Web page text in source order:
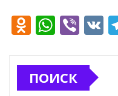
O
n
o
W
at
s
Vi
e
V
ПОИСК